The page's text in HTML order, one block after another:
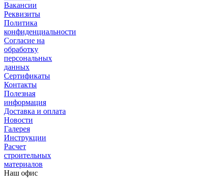
Вакансии
Реквизиты
Политика
конфиденциальности
Согласие на
обработку
персональных
данных
Сертификаты
Контакты
Полезная
информация
Доставка и оплата
Новости
Галерея
Инструкции
Расчет
строительных
материалов
Наш офис